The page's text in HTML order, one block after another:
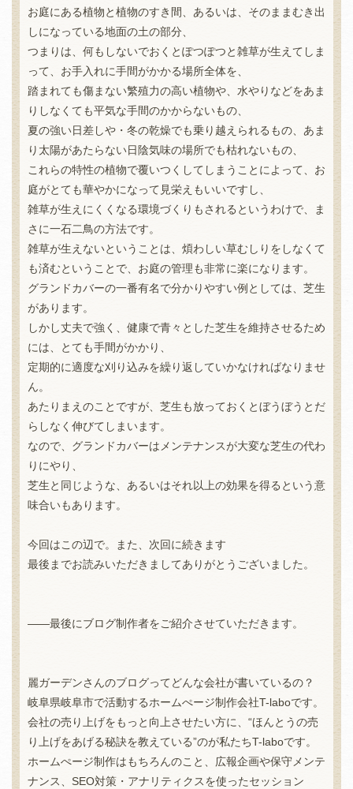
お庭にある植物と植物のすき間、あるいは、そのままむき出
しになっている地面の土の部分、
つまりは、何もしないでおくとぽつぽつと雑草が生えてしま
って、お手入れに手間がかかる場所全体を、
踏まれても傷まない繁殖力の高い植物や、水やりなどをあま
りしなくても平気な手間のかからないもの、
夏の強い日差しや・冬の乾燥でも乗り越えられるもの、あま
り太陽があたらない日陰気味の場所でも枯れないもの、
これらの特性の植物で覆いつくしてしまうことによって、お
庭がとても華やかになって見栄えもいいですし、
雑草が生えにくくなる環境づくりもされるというわけで、ま
さに一石二鳥の方法です。
雑草が生えないということは、煩わしい草むしりをしなくて
も済むということで、お庭の管理も非常に楽になります。
グランドカバーの一番有名で分かりやすい例としては、芝生
があります。
しかし丈夫で強く、健康で青々とした芝生を維持させるため
には、とても手間がかかり、
定期的に適度な刈り込みを繰り返していかなければなりませ
ん。
あたりまえのことですが、芝生も放っておくとぼうぼうとだ
らしなく伸びてしまいます。
なので、グランドカバーはメンテナンスが大変な芝生の代わ
りにやり、
芝生と同じような、あるいはそれ以上の効果を得るという意
味合いもあります。
今回はこの辺で。また、次回に続きます
最後までお読みいただきましてありがとうございました。
――最後にブログ制作者をご紹介させていただきます。
麗ガーデンさんのブログってどんな会社が書いているの？
岐阜県岐阜市で活動するホームぺージ制作会社T-laboです。
会社の売り上げをもっと向上させたい方に、“ほんとうの売
り上げをあげる秘訣を教えている”のが私たちT-laboです。
ホームぺージ制作はもちろんのこと、広報企画や保守メンテ
ナンス、SEO対策・アナリティクスを使ったセッション